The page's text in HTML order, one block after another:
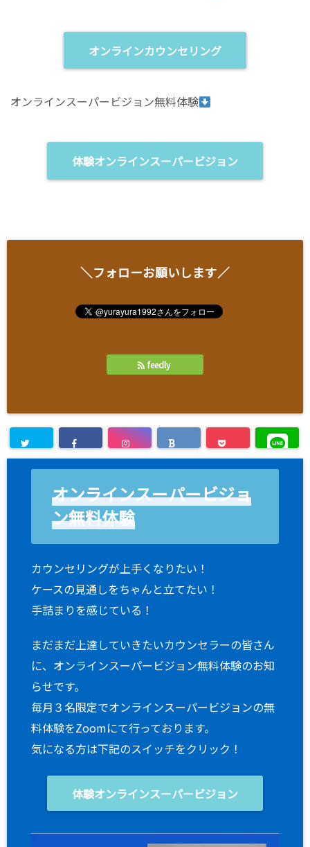
オンラインカウンセリング
オンラインスーパービジョン無料体験
体験オンラインスーパービジョン
＼フォローお願いします／
feedly
オンラインスーパービジョ
ン無料体験
カウンセリングが上手くなりたい！
ケースの見通しをちゃんと立てたい！
手詰まりを感じている！
まだまだ上達していきたいカウンセラーの皆さん
に、オンラインスーパービジョン無料体験のお知
らせです。
毎月３名限定でオンラインスーパービジョンの無
料体験をZoomにて行っております。
気になる方は下記のスイッチをクリック！
体験オンラインスーパービジョン